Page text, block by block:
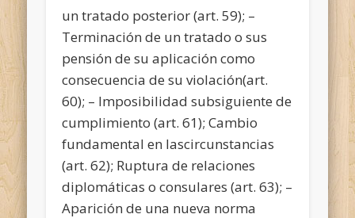
un tratado posterior (art. 59); –
Terminación de un tratado o sus
pensión de su aplicación como
consecuencia de su violación(art.
60); – Imposibilidad subsiguiente de
cumplimiento (art. 61); Cambio
fundamental en lascircunstancias
(art. 62); Ruptura de relaciones
diplomáticas o consulares (art. 63); –
Aparición de una nueva norma